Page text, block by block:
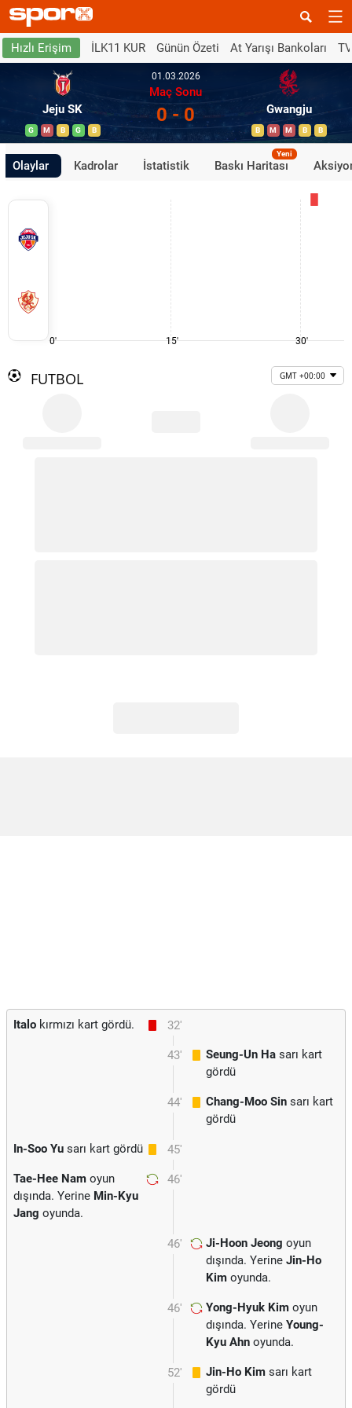
Hızlı Erişim İLK11 KUR Günün Özeti At Yarışı Bankoları
Jeju SK
G M B G B
01.03.2026
Maç Sonu
0 - 0 Gwangju
B M M B B
Olaylar Kadrolar İstatistik Baskı Haritası
Yeni
0' 15' 30'
FUTBOL GMT +00:00
32'
Italo kırmızı kart gördü.
43' Seung-Un Ha sarı kart
gördü
44' Chang-Moo Sin sarı kart
gördü
45'
In-Soo Yu sarı kart gördü
46'
Tae-Hee Nam oyun
dışında. Yerine Min-Kyu
Jang oyunda.
46' Ji-Hoon Jeong oyun
dışında. Yerine Jin-Ho
Kim oyunda.
46' Yong-Hyuk Kim oyun
dışında. Yerine Young-
Kyu Ahn oyunda.
52' Jin-Ho Kim sarı kart
gördü